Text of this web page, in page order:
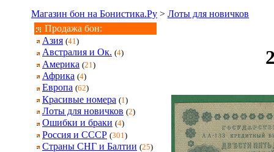
Магазин бон на Бонистика.Ру > Лоты для новичков
Продажа бон:
Азия (41)
Австралия и Ок. (4)
Америка (21 )
Африка (4)
Европа (62)
Красивые номера (1 )
Лоты для новичков (2)
Ошибки и браки (4)
Россия и СССР (301 )
Страны СНГ и Балтии (25)